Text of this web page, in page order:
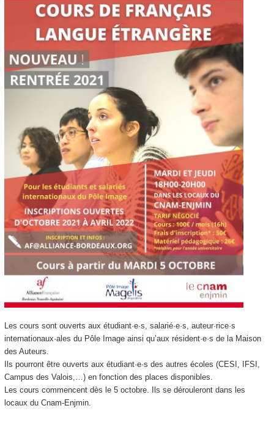
Les cours sont ouverts aux étudiant·e·s, salarié·e·s, auteur·rice·s
internationaux·ales du Pôle Image ainsi qu’aux résident·e·s de la Maison
des Auteurs.
Ils pourront être ouverts aux étudiant·e·s des autres écoles (CESI, IFSI,
Campus des Valois,…) en fonction des places disponibles.
Les cours commencent dès le 5 octobre. Ils se dérouleront dans les
locaux du Cnam-Enjmin.